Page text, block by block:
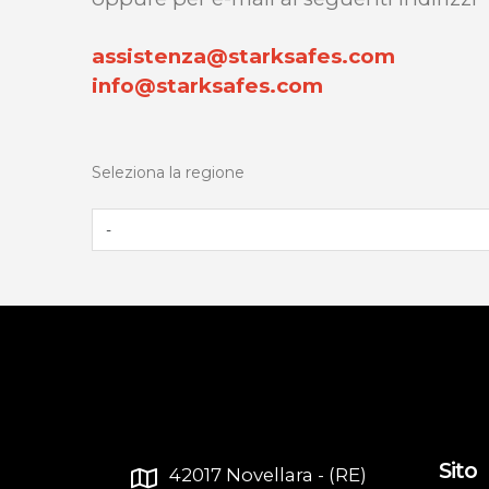
assistenza@starksafes.com
info@starksafes.com
Seleziona la regione
42017 Novellara - (RE) Sito